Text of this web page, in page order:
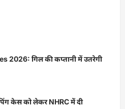
2026: गिल की कप्तानी में उतरेगी
केस को लेकर NHRC में दी